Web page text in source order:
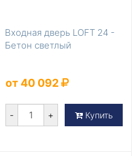
Входная дверь LOFT 24 -
Бетон светлый
от 40 092
- + Купить